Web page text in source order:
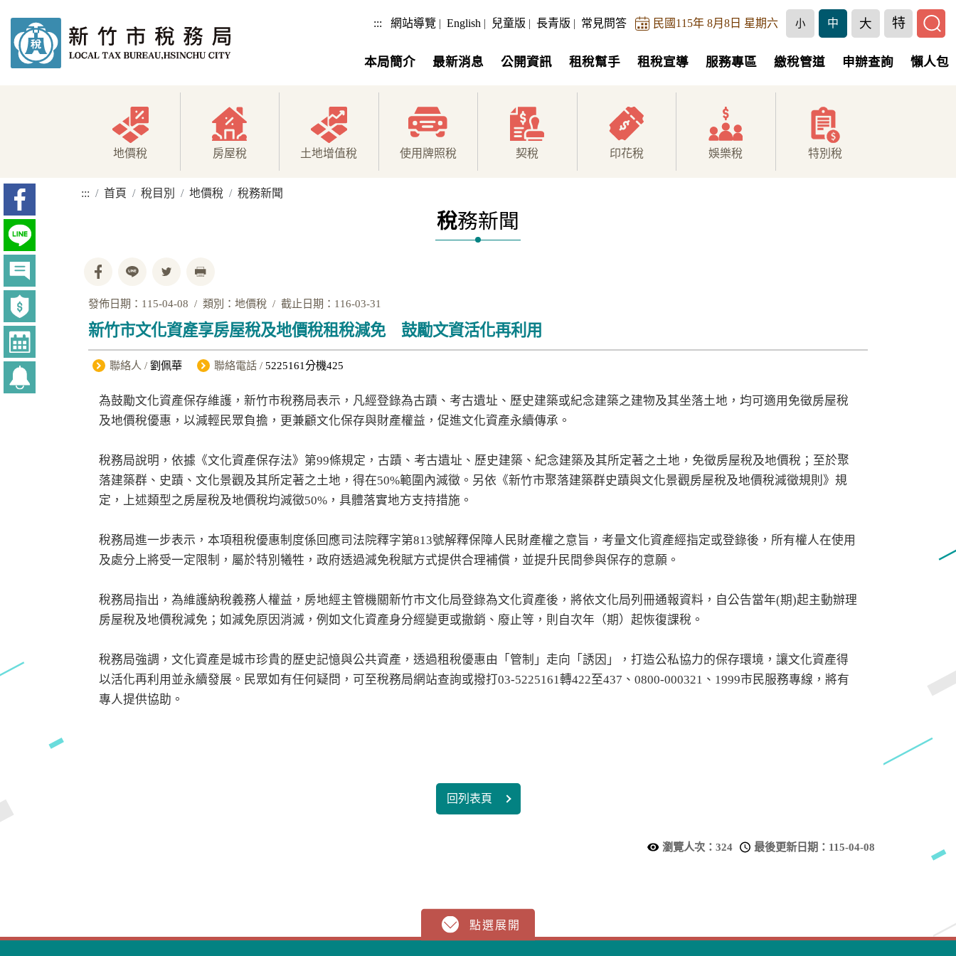
::: 網站導覽 | English | 兒童版 | 長青版 | 常見問答 民國115年 8月8日 星期六 小 中 大 特
本局簡介 最新消息 公開資訊 租稅幫手 租稅宣導 服務專區 繳稅管道 申辦查詢 懶人包
地價稅 房屋稅 土地增值稅 使用牌照稅 契稅 印花稅 娛樂稅 特別稅
::: 首頁 稅目別 地價稅 稅務新聞
稅務新聞
發佈日期：115-04-08 類別：地價稅 截止日期：116-03-31
新竹市文化資產享房屋稅及地價稅租稅減免 鼓勵文資活化再利用
聯絡人 / 劉佩華 聯絡電話 / 5225161分機425
為鼓勵文化資產保存維護，新竹市稅務局表示，凡經登錄為古蹟、考古遺址、歷史建築或紀念建築之建物及其坐落土地，均可適用免徵房屋稅
及地價稅優惠，以減輕民眾負擔，更兼顧文化保存與財產權益，促進文化資產永續傳承。
稅務局說明，依據《文化資產保存法》第99條規定，古蹟、考古遺址、歷史建築、紀念建築及其所定著之土地，免徵房屋稅及地價稅；至於聚
落建築群、史蹟、文化景觀及其所定著之土地，得在50%範圍內減徵。另依《新竹市聚落建築群史蹟與文化景觀房屋稅及地價稅減徵規則》規
定，上述類型之房屋稅及地價稅均減徵50%，具體落實地方支持措施。
稅務局進一步表示，本項租稅優惠制度係回應司法院釋字第813號解釋保障人民財產權之意旨，考量文化資產經指定或登錄後，所有權人在使用
及處分上將受一定限制，屬於特別犧牲，政府透過減免稅賦方式提供合理補償，並提升民間參與保存的意願。
稅務局指出，為維護納稅義務人權益，房地經主管機關新竹市文化局登錄為文化資產後，將依文化局列冊通報資料，自公告當年(期)起主動辦理
房屋稅及地價稅減免；如減免原因消滅，例如文化資產身分經變更或撤銷、廢止等，則自次年（期）起恢復課稅。
稅務局強調，文化資產是城市珍貴的歷史記憶與公共資產，透過租稅優惠由「管制」走向「誘因」，打造公私協力的保存環境，讓文化資產得
以活化再利用並永續發展。民眾如有任何疑問，可至稅務局網站查詢或撥打03-5225161轉422至437、0800-000321、1999市民服務專線，將有
專人提供協助。
回列表頁
瀏覽人次： 324 最後更新日期： 115-04-08